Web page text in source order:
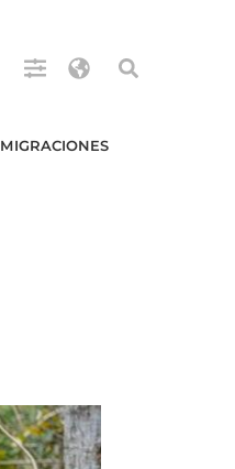
MIGRACIONES